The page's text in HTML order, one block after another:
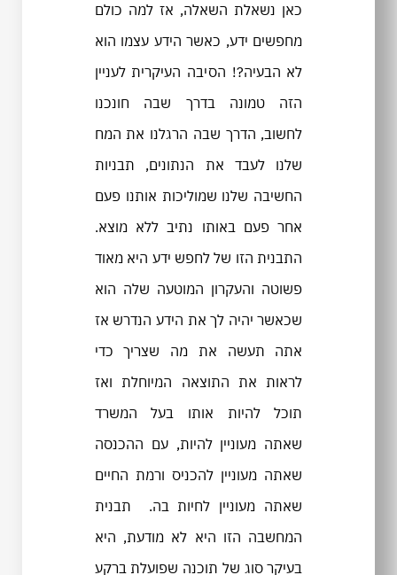
כאן נשאלת השאלה, אז למה כולם
מחפשים ידע, כאשר הידע עצמו הוא
לא הבעיה?! הסיבה העיקרית לעניין
הזה טמונה בדרך שבה חונכנו
לחשוב, הדרך שבה הרגלנו את המח
שלנו לעבד את הנתונים, תבניות
החשיבה שלנו שמוליכות אותנו פעם
אחר פעם באותו נתיב ללא מוצא.
התבנית הזו של לחפש ידע היא מאוד
פשוטה והעקרון המוטעה שלה הוא
שכאשר יהיה לך את הידע הנדרש אז
אתה תעשה את מה שצריך כדי
לראות את התוצאה המיוחלת ואז
תוכל להיות אותו בעל המשרד
שאתה מעוניין להיות, עם ההכנסה
שאתה מעוניין להכניס ורמת החיים
שאתה מעוניין לחיות בה. תבנית
המחשבה הזו היא לא מודעת, היא
בעיקר סוג של תוכנה שפועלת ברקע